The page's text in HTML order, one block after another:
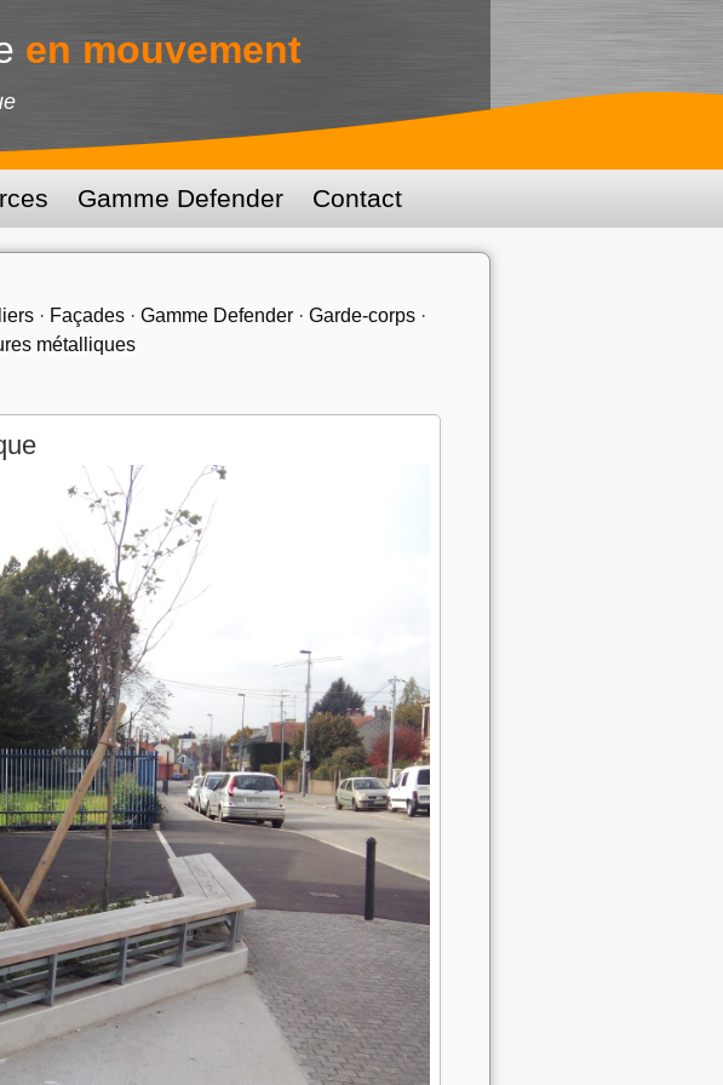
en mouvement
Gamme Defender Contact
· Façades · Gamme Defender · Garde-corps ·
métalliques